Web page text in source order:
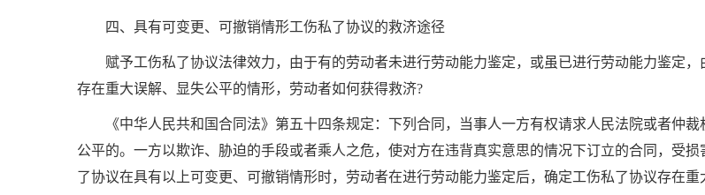
四、具有可变更、可撤销情形工伤私了协议的救济途径
赋予工伤私了协议法律效力，由于有的劳动者未进行劳动能力鉴定，或虽已进行劳动能力鉴定
存在重大误解、显失公平的情形，劳动者如何获得救济?
《中华人民共和国合同法》第五十四条规定：下列合同，当事人一方有权请求人民法院或者仲裁
公平的。一方以欺诈、胁迫的手段或者乘人之危，使对方在违背真实意思的情况下订立的合同，受
了协议在具有以上可变更、可撤销情形时，劳动者在进行劳动能力鉴定后，确定工伤私了协议存在